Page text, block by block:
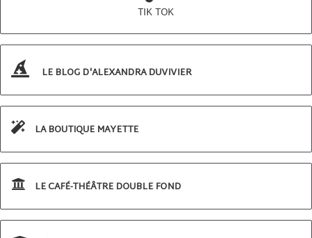
TIK TOK
LE BLOG D'ALEXANDRA DUVIVIER
LA BOUTIQUE MAYETTE
LE CAFÉ-THÉÂTRE DOUBLE FOND